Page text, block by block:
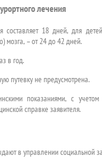
лечения
составляет 18 дней, для
мозга, – от 24 до 42 дней.
в год.
путевку не предусмотрена.
показаниями, с
справке заявителя.
в управлении социальной